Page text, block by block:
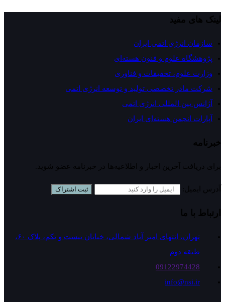
لینک های مفید
سازمان انرژی اتمی ایران
پژوهشگاه علوم و فنون هسته‌ای
وزارت علوم، تحقیقات و فناوری
شرکت مادر تخصصی تولید و توسعه انرژی اتمی
آژانس بین المللی انرژی اتمی
آپارات انجمن هسته‌ای ايران
خبرنامه
برای دریافت آخرین اخبار و اطلاعیه‌ها در خبرنامه عضو شوید.
آدرس ایمیل: ثبت اشتراک
ارتباط با ما
تهران، انتهای امیر آباد شمالی، خیابان بیست و یکم، پلاک ۶۰،
طبقه دوم
09122974428
info@nsi.ir